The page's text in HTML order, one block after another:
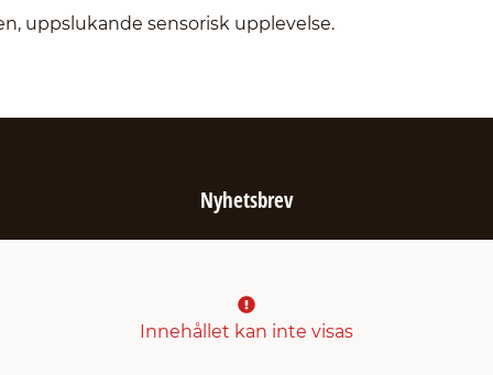
uppslukande sensorisk upplevelse.
Nyhetsbrev
Innehållet kan inte visas